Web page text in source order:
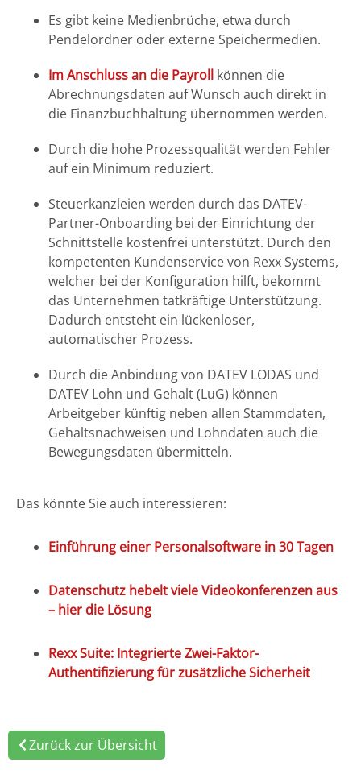
Es gibt keine Medienbrüche, etwa durch
Pendelordner oder externe Speichermedien.
Im Anschluss an die Payroll können die
Abrechnungsdaten auf Wunsch auch direkt in
die Finanzbuchhaltung übernommen werden.
Durch die hohe Prozessqualität werden Fehler
auf ein Minimum reduziert.
Steuerkanzleien werden durch das DATEV-
Partner-Onboarding bei der Einrichtung der
Schnittstelle kostenfrei unterstützt. Durch den
kompetenten Kundenservice von Rexx Systems,
welcher bei der Konfiguration hilft, bekommt
das Unternehmen tatkräftige Unterstützung.
Dadurch entsteht ein lückenloser,
automatischer Prozess.
Durch die Anbindung von DATEV LODAS und
DATEV Lohn und Gehalt (LuG) können
Arbeitgeber künftig neben allen Stammdaten,
Gehaltsnachweisen und Lohndaten auch die
Bewegungsdaten übermitteln.
Das könnte Sie auch interessieren:
Einführung einer Personalsoftware in 30 Tagen
Datenschutz hebelt viele Videokonferenzen aus
– hier die Lösung
Rexx Suite: Integrierte Zwei-Faktor-
Authentifizierung für zusätzliche Sicherheit
Zurück zur Übersicht